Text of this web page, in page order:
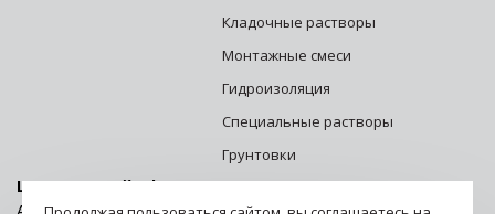
Кладочные растворы
Монтажные смеси
Гидроизоляция
Специальные растворы
Грунтовки
Центральный офис г. Москва:
Адрес: 125252, г. Москва, ул. Зорге, д. 28 стр. 1